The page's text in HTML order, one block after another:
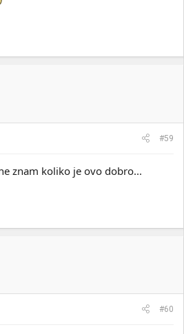
#59
znam koliko je ovo dobro...
#60